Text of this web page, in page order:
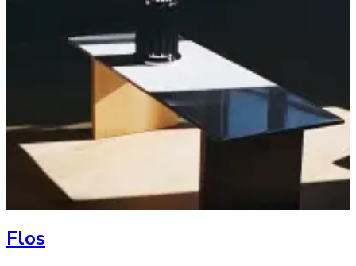
Flos